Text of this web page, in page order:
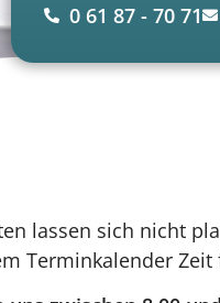
0 61 87 - 70 71
lassen sich nicht
Terminkalender Zeit